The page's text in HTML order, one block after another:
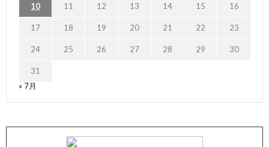
10 11 12 13 14 15 16
17 18 19 20 21 22 23
24 25 26 27 28 29 30
31
« 7月